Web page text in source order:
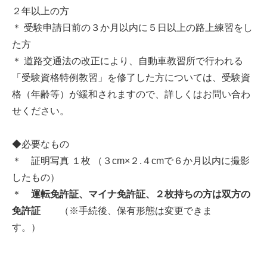
２年以上の方
＊ 受験申請日前の３か月以内に５日以上の路上練習をし
た方
＊ 道路交通法の改正により、自動車教習所で行われる
「受験資格特例教習」を修了した方については、受験資
格（年齢等）が緩和されますので、詳しくはお問い合わ
せください。
◆必要なもの
＊ 証明写真 １枚 （３cm×２.４cmで６か月以内に撮影
したもの）
＊ 運転免許証、マイナ免許証、２枚持ちの方は双方の
免許証
（※手続後、保有形態は変更できま
す。）